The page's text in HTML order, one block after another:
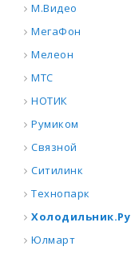
М.Видео
МегаФон
Мелеон
МТС
НОТИК
Румиком
Связной
Ситилинк
Технопарк
Холодильник.Ру
Юлмарт